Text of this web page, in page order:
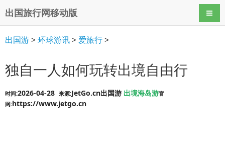
出国旅行网移动版 导航
出国游>环球游讯>爱旅行>
独自一人如何玩转出境自由行
时间:2026-04-28 来源:JetGo.cn出国游 出境海岛游官
网:https://www.jetgo.cn